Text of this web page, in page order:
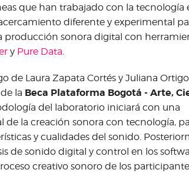
que han trabajado con la tecnología
diferente y experimental
producción sonora digital con
y Pure Data.
de Laura Zapata Cortés y Juliana
la Beca​ Plataforma Bogotá - Arte,
del laboratorio iniciará con una
la creación sonora con tecnología,
y cualidades del sonido.
de sonido digital y control en los
creativo sonoro de los